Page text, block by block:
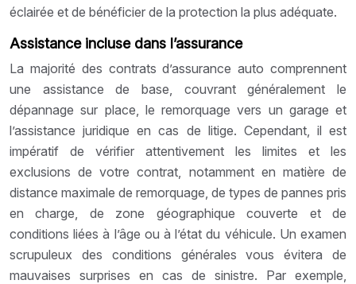
éclairée et de bénéficier de la protection la plus adéquate.
Assistance incluse dans l’assurance
La majorité des contrats d’assurance auto comprennent
une assistance de base, couvrant généralement le
dépannage sur place, le remorquage vers un garage et
l’assistance juridique en cas de litige. Cependant, il est
impératif de vérifier attentivement les limites et les
exclusions de votre contrat, notamment en matière de
distance maximale de remorquage, de types de pannes pris
en charge, de zone géographique couverte et de
conditions liées à l’âge ou à l’état du véhicule. Un examen
scrupuleux des conditions générales vous évitera de
mauvaises surprises en cas de sinistre. Par exemple,